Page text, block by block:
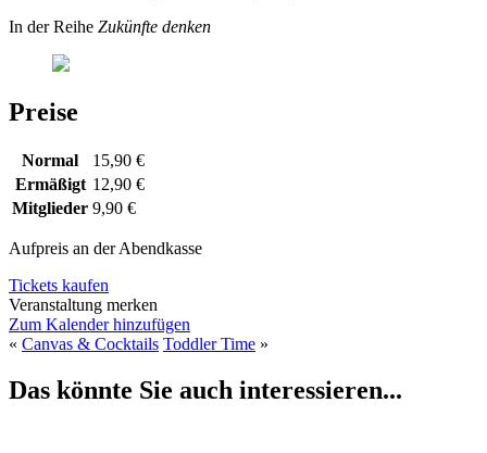
In der Reihe Zukünfte denken
Preise
Normal
15,90 €
Ermäßigt 12,90 €
Mitglieder 9,90 €
Aufpreis an der Abendkasse
Tickets kaufen
Veranstaltung merken
Zum Kalender hinzufügen
« Canvas & Cocktails Toddler Time »
Das könnte Sie auch interessieren...